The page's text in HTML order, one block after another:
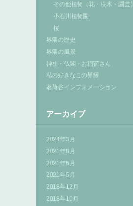
その他植物（花・樹木・園芸）
小石川植物園
桜
界隈の歴史
界隈の風景
神社・仏閣・お稲荷さん
私の好きなこの界隈
茗荷谷インフォメーション
アーカイブ
2024年3月
2021年8月
2021年6月
2021年5月
2018年12月
2018年10月